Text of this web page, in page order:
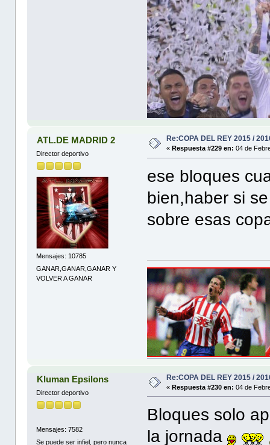
ATL.DE MADRID 2
Director deportivo
Mensajes: 10785
GANAR,GANAR,GANAR Y
VOLVER A GANAR
Re:COPA DEL REY 2015 /
«Respuesta #229 en: 04 de
ese bloques
bien,haber si
sobre esas
Kluman Epsilons
Director deportivo
Mensajes: 7582
Se puede ser infiel, pero nunca
Re:COPA DEL REY 2015 /
«Respuesta #230 en: 04 de
Bloques solo
la jornada